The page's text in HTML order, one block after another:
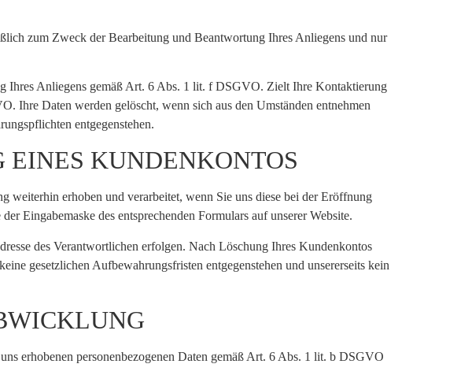
zum Zweck der Bearbeitung und Beantwortung Ihres Anliegens und nur
Ihres Anliegens gemäß Art. 6 Abs. 1 lit. f DSGVO. Zielt Ihre Kontaktierung
Ihre Daten werden gelöscht, wenn sich aus den Umständen entnehmen
entgegenstehen.
KUNDENKONTOS
erhoben und verarbeitet, wenn Sie uns diese bei der Eröffnung
Eingabemaske des entsprechenden Formulars auf unserer Website.
des Verantwortlichen erfolgen. Nach Löschung Ihres Kundenkontos
gesetzlichen Aufbewahrungsfristen entgegenstehen und unsererseits kein
erhobenen personenbezogenen Daten gemäß Art. 6 Abs. 1 lit. b DSGVO